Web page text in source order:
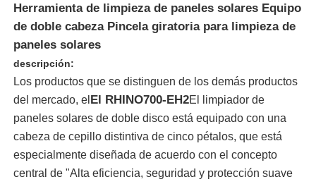
Inicio
Herramienta de limpieza de paneles solares Equipo
de doble cabeza Pincela giratoria para limpieza de
paneles solares
descripción:
Los productos que se distinguen de los demás productos
del mercado, el El RHINO700-EH2El limpiador de
paneles solares de doble disco está equipado con una
cabeza de cepillo distintiva de cinco pétalos, que está
especialmente diseñada de acuerdo con el concepto
central de "Alta eficiencia, seguridad y protección suave